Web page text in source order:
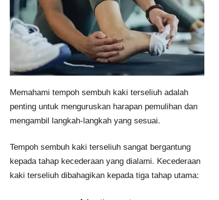
Memahami tempoh sembuh kaki terseliuh adalah
penting untuk menguruskan harapan pemulihan dan
mengambil langkah-langkah yang sesuai.
Tempoh sembuh kaki terseliuh sangat bergantung
kepada tahap kecederaan yang dialami. Kecederaan
kaki terseliuh dibahagikan kepada tiga tahap utama: